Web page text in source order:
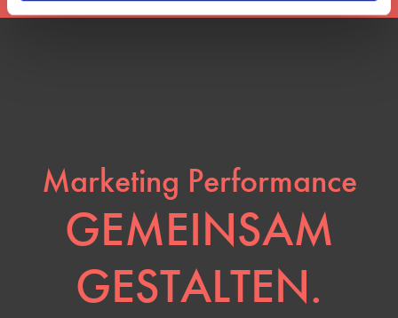
Marketing Performance
GEMEINSAM
GESTALTEN.